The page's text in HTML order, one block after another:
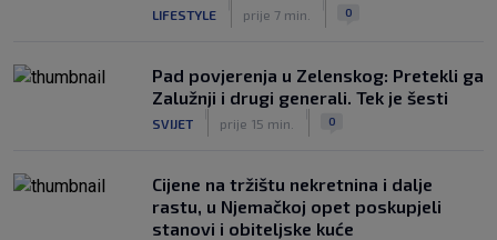
SK prije 2 h
LIFESTYLE prije 7 min. 0
Pad povjerenja u Zelenskog: Pretekli ga
Zalužnji i drugi generali. Tek je šesti
SVIJET prije 15 min. 0
Cijene na tržištu nekretnina i dalje
rastu, u Njemačkoj opet poskupjeli
stanovi i obiteljske kuće